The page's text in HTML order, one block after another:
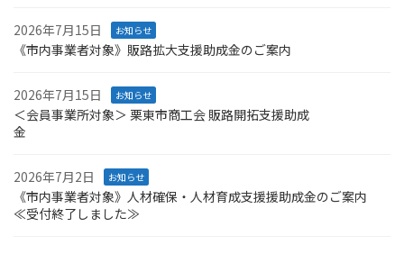
2026年7月15日 お知らせ
《市内事業者対象》販路拡大支援助成金のご案内
2026年7月15日 お知らせ
＜会員事業所対象＞ 栗東市商工会 販路開拓支援助成
金
2026年7月2日 お知らせ
《市内事業者対象》人材確保・人材育成支援援助成金のご案内
≪受付終了しました≫